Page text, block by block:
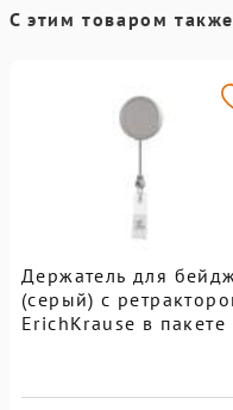
С этим товаром
Держатель для
(серый) с
ErichKrause в пакете